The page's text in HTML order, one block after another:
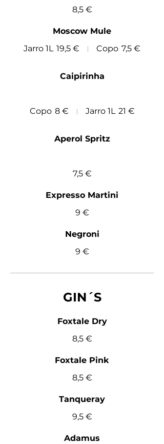
8,5 €
Moscow Mule
Jarro 1L 19,5 € Copo 7,5 €
Caipirinha
Copo 8 € Jarro 1L 21 €
Aperol Spritz
7,5 €
Expresso Martini
9 €
Negroni
9 €
GIN´S
Foxtale Dry
8,5 €
Foxtale Pink
8,5 €
Tanqueray
9,5 €
Adamus